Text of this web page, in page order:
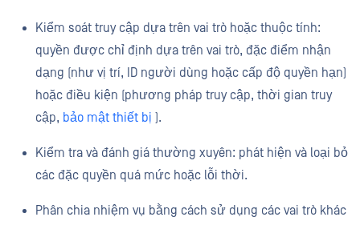
Kiểm soát truy cập dựa trên vai trò hoặc thuộc tính:
quyền được chỉ định dựa trên vai trò, đặc điểm nhận
dạng (như vị trí, ID người dùng hoặc cấp độ quyền hạn)
hoặc điều kiện (phương pháp truy cập, thời gian truy
cập, bảo mật thiết bị ).
Kiểm tra và đánh giá thường xuyên: phát hiện và loại bỏ
các đặc quyền quá mức hoặc lỗi thời.
Phân chia nhiệm vụ bằng cách sử dụng các vai trò khác